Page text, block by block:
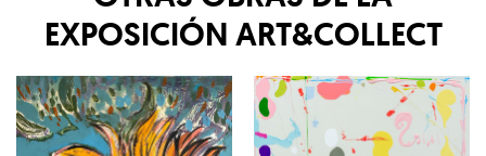
EXPOSICIÓN ART&COLLECT